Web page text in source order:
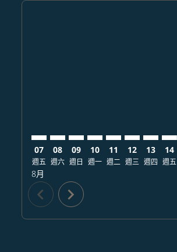
07
週五
8月
08
週六
09
週日
10
週一
11
週二
12
週三
13
週四
14
週五
chevron_left chevron_right